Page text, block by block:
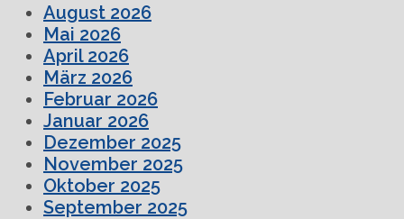
August 2026
Mai 2026
April 2026
März 2026
Februar 2026
Januar 2026
Dezember 2025
November 2025
Oktober 2025
September 2025